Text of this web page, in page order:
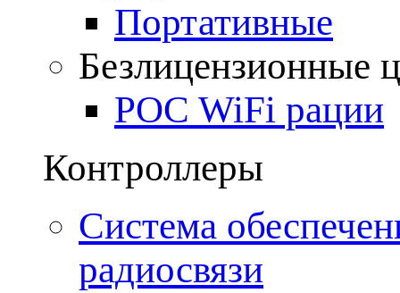
Портативные
Безлицензионные
POC WiFi рации
Контроллеры
Система
радиосвязи